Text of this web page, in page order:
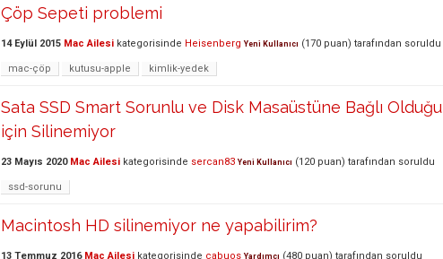
Çöp Sepeti problemi
14 Eylül 2015 Mac Ailesi kategorisinde Heisenberg Yeni Kullanıcı (170 puan) tarafından soruldu
mac-çöp kutusu-apple kimlik-yedek
Sata SSD Smart Sorunlu ve Disk Masaüstüne Bağlı Olduğu
için Silinemiyor
23 Mayıs 2020 Mac Ailesi kategorisinde sercan83 Yeni Kullanıcı (120 puan) tarafından soruldu
ssd-sorunu
Macintosh HD silinemiyor ne yapabilirim?
13 Temmuz 2016 Mac Ailesi kategorisinde cabuos Yardımcı (480 puan) tarafından soruldu